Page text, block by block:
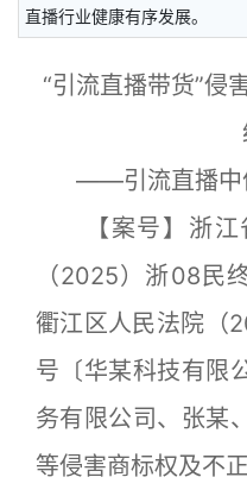
直播行业健康有序发展。
“引流直播带货”侵
——引流直播中
【案号】浙江
（2025）浙08民
衢江区人民法院（
号〔华某科技有限
务有限公司、张某
等侵害商标权及不